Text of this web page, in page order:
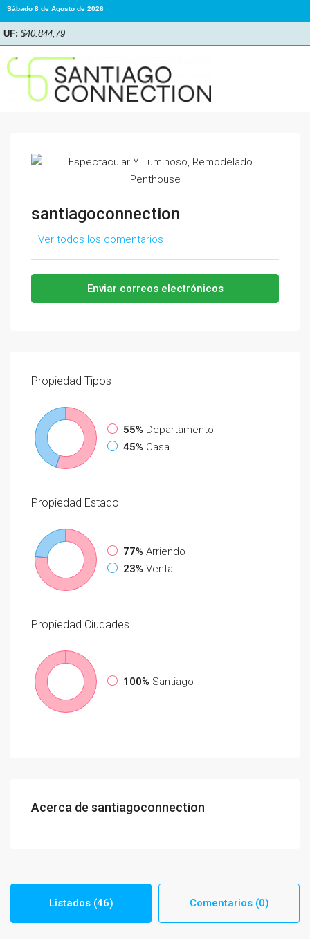
Sábado 8 de Agosto de 2026
UF: $40.844,79
santiagoconnection
Ver todos los comentarios
Enviar correos electrónicos
Propiedad Tipos
55% Departamento
45% Casa
Propiedad Estado
77% Arriendo
23% Venta
Propiedad Ciudades
100% Santiago
Acerca de santiagoconnection
Listados (46) Comentarios (0)